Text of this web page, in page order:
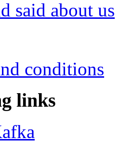
said about us
conditions
links